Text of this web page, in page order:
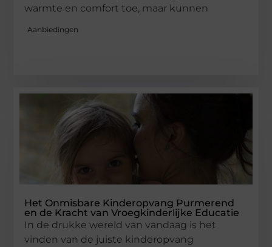
warmte en comfort toe, maar kunnen
Aanbiedingen
Het Onmisbare Kinderopvang Purmerend
en de Kracht van Vroegkinderlijke Educatie
In de drukke wereld van vandaag is het
vinden van de juiste kinderopvang